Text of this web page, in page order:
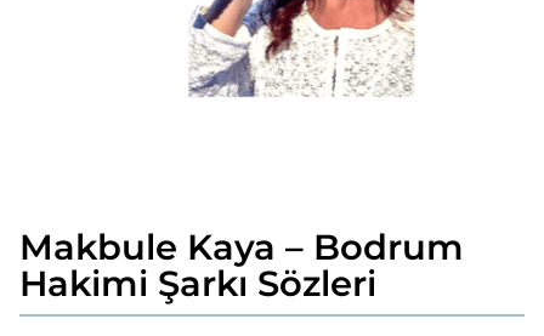
5
y
ı
l
Makbule Kaya – Bodrum
Hakimi Şarkı Sözleri